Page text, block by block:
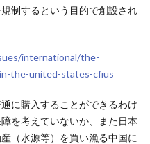
制するという目的で創設され
international/the-
the-united-states-cfius
に購入することができるわけ
を考えていないか、また日本
（水源等）を買い漁る中国に